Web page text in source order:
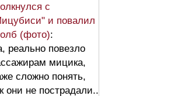
с
и повалил
(фото):
реально повезло
мицика,
сложно понять,
они не пострадали..